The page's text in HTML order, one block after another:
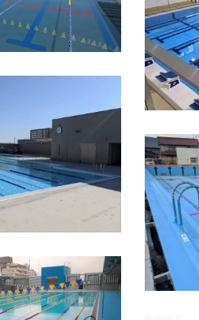
学校 ステンレスプール
学校 ステンレスプール
2021年
2021年